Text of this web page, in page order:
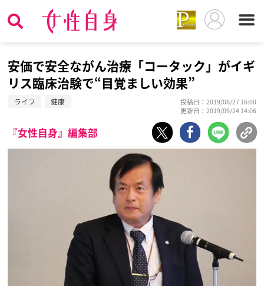
安価で安全ながん治療「コータック」がイギ
リス臨床治験で“目覚ましい効果”
ライフ 健康
投稿日：2019/08/27 16:00
更新日：2019/09/24 14:06
『女性自身』編集部